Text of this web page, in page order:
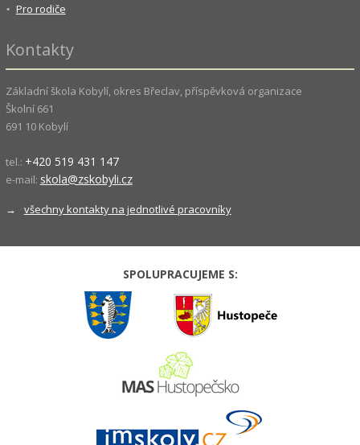
Pro rodiče
Kontakty
Základní škola Kobylí, okres Břeclav, příspěvková organizace
Školní 661
691 10 Kobylí
tel.: +420 519 431 147
e-mail: skola@zskobyli.cz
→ všechny kontakty na jednotlivé pracovníky
SPOLUPRACUJEME S: